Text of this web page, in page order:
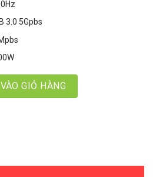
3.0 5Gpbs
90568 Hỗ Trợ HDMI 4k@30Hz+
GIỎ HÀNG